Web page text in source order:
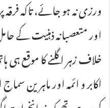
ورزی نہ ہو جائے، تاکہ
اور متعصبانہ ذہنیت کے
خلاف زہر اگلنے کا موقع
اکابر و ائمہ اور